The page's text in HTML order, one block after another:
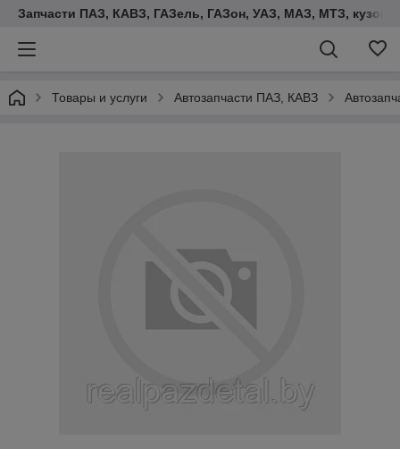
Запчасти ПАЗ, КАВЗ, ГАЗель, ГАЗон, УАЗ, МАЗ, МТЗ,
Товары и услуги Автозапчасти ПАЗ, КАВЗ